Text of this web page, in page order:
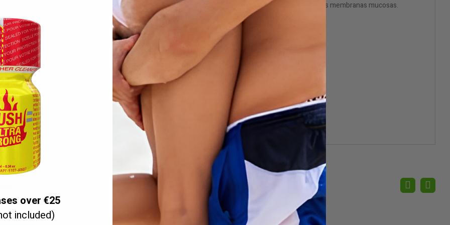
Este lubricante mejora la hidratación de la piel y su elasticidad y es compatible con la piel y con las membranas mucosas.
de Sodio, Sorbato de Potasio, Ácido Cítrico.
over €25
included)